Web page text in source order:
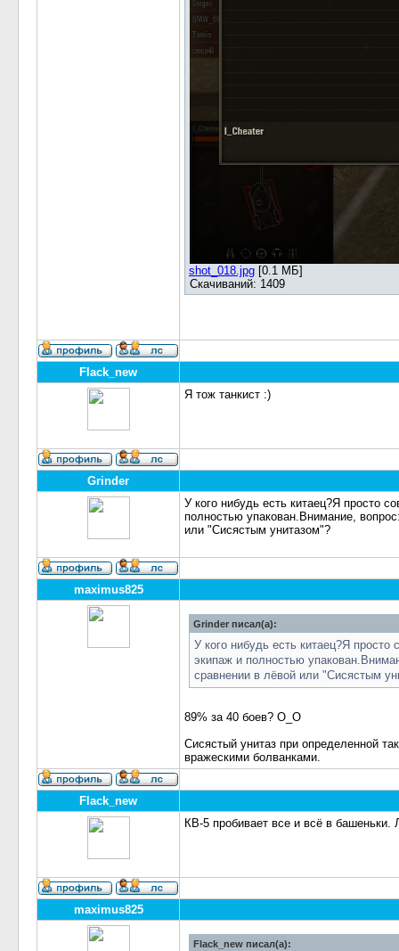
shot_018.jpg [0.1 МБ]
Скачиваний: 1409
Flack_new
Я тож танкист :)
Grinder
У кого нибудь есть китаец?Я просто
полностью упакован.Внимание,
или "Сисястым унитазом"?
maximus825
Grinder писал(а):
У кого нибудь есть китаец?Я
экипаж и полностью
сравнении в лёвой или "Сисястым
89% за 40 боев? О_О
Сисястый унитаз при определенной
вражескими болванками.
Flack_new
КВ-5 пробивает все и всё в
maximus825
Flack_new писал(а):